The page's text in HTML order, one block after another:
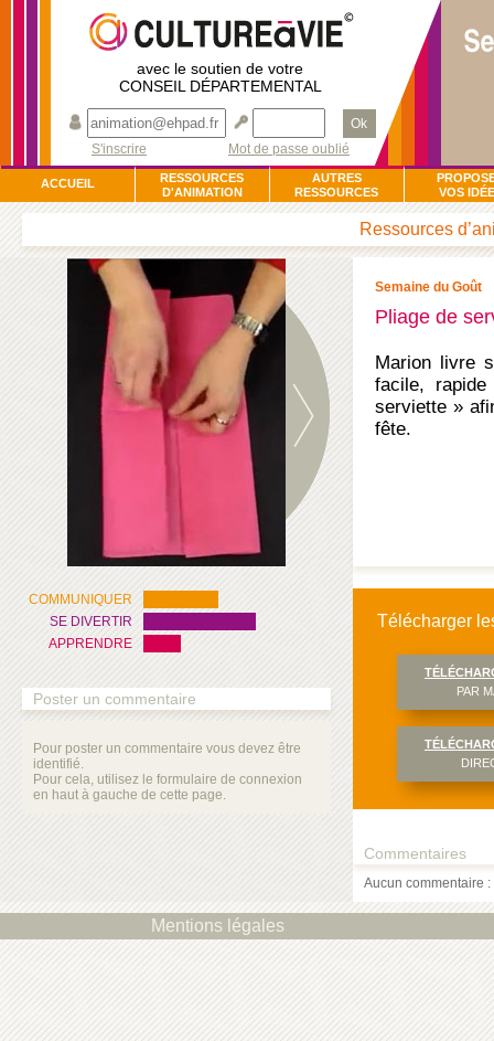
avec le soutien de votre
CONSEIL DÉPARTEMENTAL
Ok
S'inscrire
Mot de passe oublié
ACCUEIL
RESSOURCES
D'ANIMATION
AUTRES
RESSOURCES
VOS
Ressources
COMMUNIQUER
SE DIVERTIR
APPRENDRE
Poster un commentaire
Pour poster un commentaire vous devez être
identifié.
Pour cela, utilisez le formulaire de connexion
en haut à gauche de cette page.
Semaine du Goût
Pliage de
Marion livre
facile,
serviette »
fête.
Télécharger
PAR
Commentaires
Aucun commentaire
Mentions légales